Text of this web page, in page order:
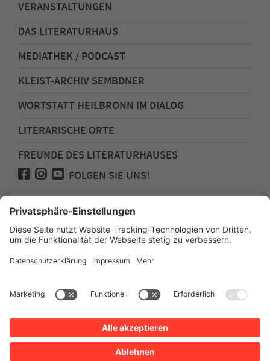
VERANSTALTUNGEN
DAS LITERATURHAUS
MEDIATHEK / PODCAST
KLEIST-ARCHIV SEMBDNER
WORTSTATT HEILBRONN IM DIALOG
LITERARISCHE ORTE
FREUNDE DES LITERATURHAUSES
FOLGEN SIE UNS!
Impressum
Anfahrt
Datenschutz
Barrierefreiheit
Literaturhauses